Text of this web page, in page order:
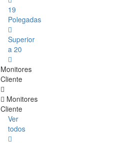
19
Polegadas
Superior
a 20
Monitores
Cliente
Monitores
Cliente
Ver
todos